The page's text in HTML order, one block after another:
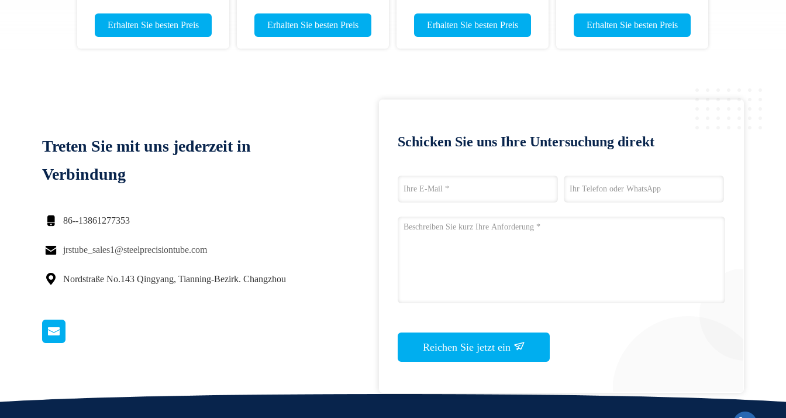
nahtloses
Erhalten Sie besten Preis
Erhalten Sie besten Preis
Erhalten Sie besten Preis
Quart
Erhalten Sie besten Preis
Treten Sie mit uns jederzeit in
Verbindung
 86--13861277353
 jrstube_sales1@steelprecisiontube.com
 Nordstraße No.143 Qingyang, Tianning-Bezirk. Changzhou
Schicken Sie uns Ihre Untersuchung direkt
Reichen Sie jetzt ein